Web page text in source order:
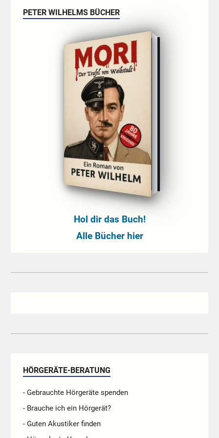
PETER WILHELMS BÜCHER
Hol dir das Buch!
Alle Bücher hier
HÖRGERÄTE-BERATUNG
- Gebrauchte Hörgeräte spenden
- Brauche ich ein Hörgerät?
- Guten Akustiker finden